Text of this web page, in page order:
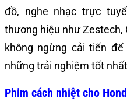
đồ, nghe nhạc trực
thương hiệu như Zestech,
không ngừng cải tiến
những trải nghiệm tốt
Phim cách nhiệt cho